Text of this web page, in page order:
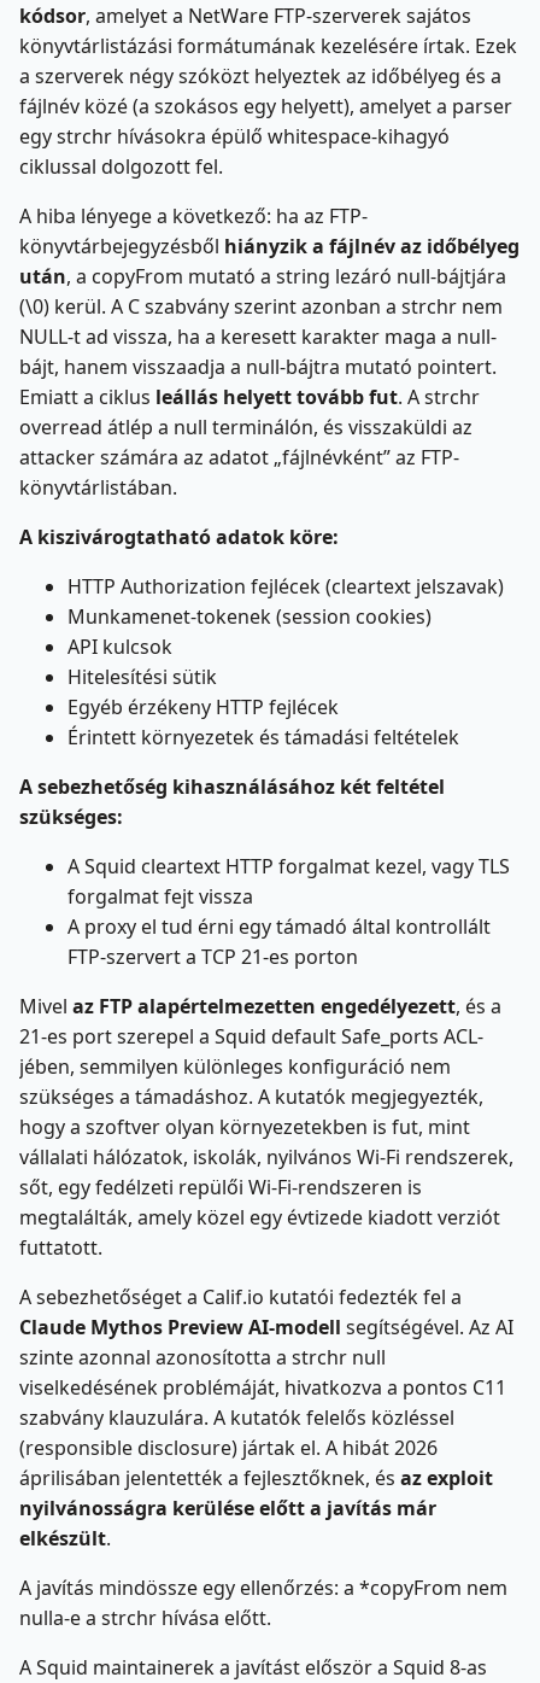
kódsor, amelyet a NetWare FTP-szerverek sajátos
könyvtárlistázási formátumának kezelésére írtak. Ezek
a szerverek négy szóközt helyeztek az időbélyeg és a
fájlnév közé (a szokásos egy helyett), amelyet a parser
egy strchr hívásokra épülő whitespace-kihagyó
ciklussal dolgozott fel.
A hiba lényege a következő: ha az FTP-
könyvtárbejegyzésből hiányzik a fájlnév az időbélyeg
után, a copyFrom mutató a string lezáró null-bájtjára
(\0) kerül. A C szabvány szerint azonban a strchr nem
NULL-t ad vissza, ha a keresett karakter maga a null-
bájt, hanem visszaadja a null-bájtra mutató pointert.
Emiatt a ciklus leállás helyett tovább fut. A strchr
overread átlép a null terminálón, és visszaküldi az
attacker számára az adatot „fájlnévként” az FTP-
könyvtárlistában.
A kiszivárogtatható adatok köre:
HTTP Authorization fejlécek (cleartext jelszavak)
Munkamenet-tokenek (session cookies)
API kulcsok
Hitelesítési sütik
Egyéb érzékeny HTTP fejlécek
Érintett környezetek és támadási feltételek
A sebezhetőség kihasználásához két feltétel
szükséges:
A Squid cleartext HTTP forgalmat kezel, vagy TLS
forgalmat fejt vissza
A proxy el tud érni egy támadó által kontrollált
FTP-szervert a TCP 21-es porton
Mivel az FTP alapértelmezetten engedélyezett, és a
21-es port szerepel a Squid default Safe_ports ACL-
jében, semmilyen különleges konfiguráció nem
szükséges a támadáshoz. A kutatók megjegyezték,
hogy a szoftver olyan környezetekben is fut, mint
vállalati hálózatok, iskolák, nyilvános Wi-Fi rendszerek,
sőt, egy fedélzeti repülői Wi-Fi-rendszeren is
megtalálták, amely közel egy évtizede kiadott verziót
futtatott.
A sebezhetőséget a Calif.io kutatói fedezték fel a
Claude Mythos Preview AI-modell segítségével. Az AI
szinte azonnal azonosította a strchr null
viselkedésének problémáját, hivatkozva a pontos C11
szabvány klauzulára. A kutatók felelős közléssel
(responsible disclosure) jártak el. A hibát 2026
áprilisában jelentették a fejlesztőknek, és az exploit
nyilvánosságra kerülése előtt a javítás már
elkészült.
A javítás mindössze egy ellenőrzés: a *copyFrom nem
nulla-e a strchr hívása előtt.
A Squid maintainerek a javítást először a Squid 8-as